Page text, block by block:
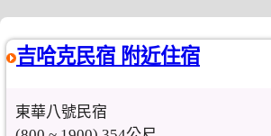
吉哈克民宿 附近住宿
東華八號民宿